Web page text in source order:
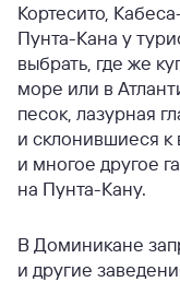
Кортесито,
Пунта-Кана у
выбрать, где же
море или в
песок, лазурная
и склонившиеся к
и многое другое
на Пунта-Кану.
В Доминикане
и другие